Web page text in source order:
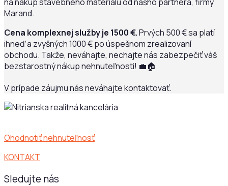
Marand.
Cena komplexnej služby je 1500 €.Prvých 500 € sa platí
ihneď a zvyšných 1000 € po úspešnom zrealizovaní
obchodu. Takže, neváhajte, nechajte nás zabezpečiť váš
bezstarostný nákup nehnuteľnosti! 💼🏠
V prípade záujmu nás neváhajte kontaktovať.
Ohodnotiť nehnuteľnosť
KONTAKT
Sledujte nás